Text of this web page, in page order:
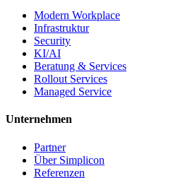
Modern Workplace
Infrastruktur
Security
KI/AI
Beratung & Services
Rollout Services
Managed Service
Unternehmen
Partner
Über Simplicon
Referenzen